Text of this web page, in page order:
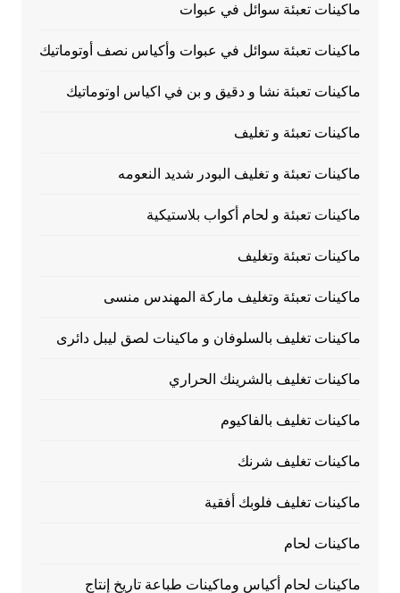
ماكينات تعبئة سوائل في عبوات
ماكينات تعبئة سوائل في عبوات وأكياس نصف أوتوماتيك
ماكينات تعبئة نشا و دقيق و بن في اكياس اوتوماتيك
ماكينات تعبئة و تغليف
ماكينات تعبئة و تغليف البودر شديد النعومه
ماكينات تعبئة و لحام أكواب بلاستيكية
ماكينات تعبئة وتغليف
ماكينات تعبئة وتغليف ماركة المهندس منسى
ماكينات تغليف بالسلوفان و ماكينات لصق ليبل دائرى
ماكينات تغليف بالشرينك الحراري
ماكينات تغليف بالفاكيوم
ماكينات تغليف شرنك
ماكينات تغليف فلوبك أفقية
ماكينات لحام
ماكينات لحام أكياس وماكينات طباعة تاريخ إنتاج